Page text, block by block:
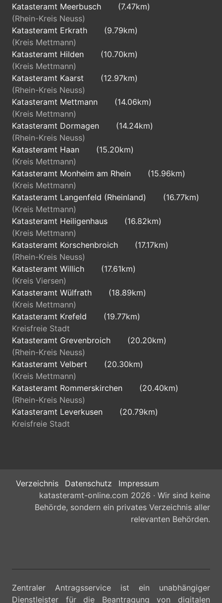
Oberbürgermeister der Stadt
Kreisfreie Stadt
Oberbürgermeister der Stadt
Düsseldorf
40468
Düsseldorf
Katasteramt Meerbusch
(7.47km)
(Rhein-Kreis Neuss)
Katasteramt Erkrath
(9.79km)
(Kreis Mettmann)
Katasteramt Hilden
(10.70km)
(Kreis Mettmann)
Katasteramt Kaarst
(12.97km)
(Rhein-Kreis Neuss)
Katasteramt Mettmann
(14.06km)
(Kreis Mettmann)
Katasteramt Dormagen
(14.24km)
(Rhein-Kreis Neuss)
Katasteramt Haan
(15.20km)
(Kreis Mettmann)
Katasteramt Monheim am Rhein
(15.96km)
(Kreis Mettmann)
Katasteramt Langenfeld (Rheinland)
(16.77km)
(Kreis Mettmann)
Katasteramt Heiligenhaus
(16.82km)
(Kreis Mettmann)
Katasteramt Korschenbroich
(17.17km)
(Rhein-Kreis Neuss)
Katasteramt Willich
(17.61km)
(Kreis Viersen)
Katasteramt Wülfrath
(18.89km)
(Kreis Mettmann)
Katasteramt Krefeld
(19.77km)
Kreisfreie Stadt
Katasteramt Grevenbroich
(20.20km)
(Rhein-Kreis Neuss)
Katasteramt Velbert
(20.30km)
(Kreis Mettmann)
Katasteramt Rommerskirchen
(20.40km)
(Rhein-Kreis Neuss)
Katasteramt Leverkusen
(20.79km)
Kreisfreie Stadt
Verzeichnis Datenschutz
Impressum
katasteramt-online.com 2026 · Wir sind keine
Behörde, sondern ein privates Verzeichnis aller
relevanten Behörden.
Zentraler Antragsservice ist ein unabhängiger
Dienstleister für die Beantragung von digitalen